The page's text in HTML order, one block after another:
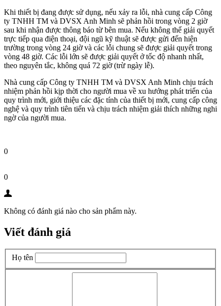
Khi thiết bị đang được sử dụng, nếu xảy ra lỗi, nhà cung cấp Công
ty TNHH TM và DVSX Anh Minh sẽ phản hồi trong vòng 2 giờ
sau khi nhận được thông báo từ bên mua. Nếu không thể giải quyết
trực tiếp qua điện thoại, đội ngũ kỹ thuật sẽ được gửi đến hiện
trường trong vòng 24 giờ và các lỗi chung sẽ được giải quyết trong
vòng 48 giờ. Các lỗi lớn sẽ được giải quyết ở tốc độ nhanh nhất,
theo nguyên tắc, không quá 72 giờ (trừ ngày lễ).
Nhà cung cấp Công ty TNHH TM và DVSX Anh Minh chịu trách
nhiệm phản hồi kịp thời cho người mua về xu hướng phát triển của
quy trình mới, giới thiệu các đặc tính của thiết bị mới, cung cấp công
nghệ và quy trình tiên tiến và chịu trách nhiệm giải thích những nghi
ngờ của người mua.
0
0
Không có đánh giá nào cho sản phẩm này.
Viết đánh giá
Họ tên